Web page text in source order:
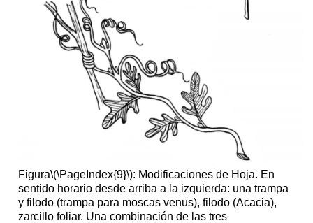
Figura\(\PageIndex{9}\): Modificaciones de Hoja. En
sentido horario desde arriba a la izquierda: una trampa
y filodo (trampa para moscas venus), filodo (Acacia),
zarcillo foliar. Una combinación de las tres